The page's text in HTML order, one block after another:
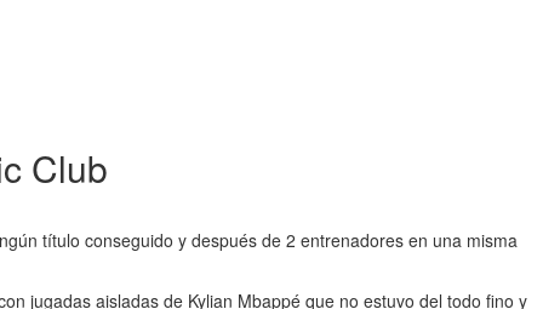
Club
título conseguido y después de 2 entrenadores en una misma
jugadas aisladas de Kylian Mbappé que no estuvo del todo fino y